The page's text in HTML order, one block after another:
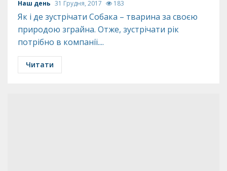
Наш день 31 Грудня, 2017 183
Як і де зустрічати Собака – тварина за своєю
природою зграйна. Отже, зустрічати рік
потрібно в компанії....
Читати